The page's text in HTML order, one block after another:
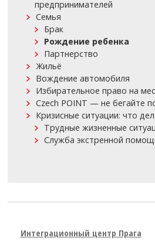
предпринимателей
Семья
Брак
Рождение ребенка
Партнерство
Жильё
Вождение автомобиля
Избирательное право на
Czech POINT — не бегайте
Кризисные ситуации: что
Трудные жизненные
Служба экстренной
Интеграционный центр Прага